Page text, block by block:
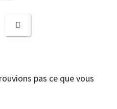
pas ce que vous